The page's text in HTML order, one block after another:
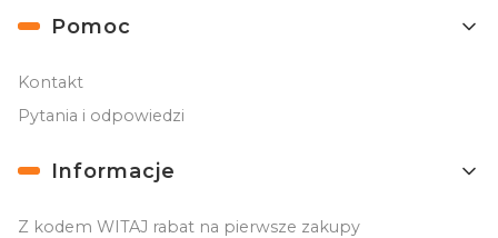
Linki w stopce
Pomoc
Kontakt
Pytania i odpowiedzi
Informacje
Z kodem WITAJ rabat na pierwsze zakupy